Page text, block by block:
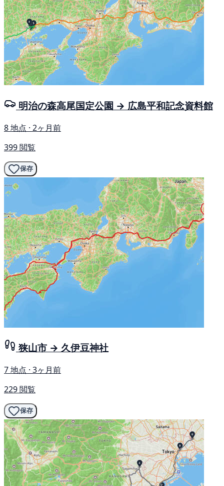
明治の森高尾国定公園 → 広島平和記念資料館
8 地点 · 2ヶ月前
399 閲覧
保存
狭山市 → 久伊豆神社
7 地点 · 3ヶ月前
229 閲覧
保存